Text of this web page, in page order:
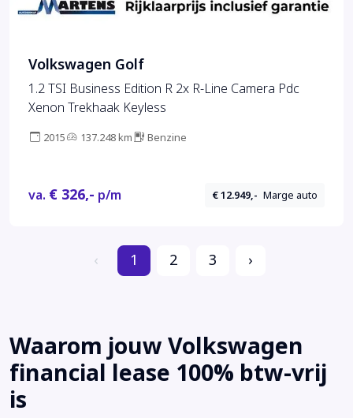
Volkswagen Golf
1.2 TSI Business Edition R 2x R-Line Camera Pdc
Xenon Trekhaak Keyless
2015 137.248 km Benzine
va. € 326,- p/m € 12.949,- Marge auto
‹ 1 2 3 ›
Waarom jouw Volkswagen
financial lease 100% btw-vrij
is